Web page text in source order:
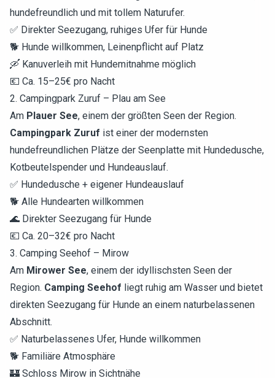
hundefreundlich und mit tollem Naturufer.
✅ Direkter Seezugang, ruhiges Ufer für Hunde
🐕 Hunde willkommen, Leinenpflicht auf Platz
🛶 Kanuverleih mit Hundemitnahme möglich
💶 Ca. 15–25€ pro Nacht
2. Campingpark Zuruf – Plau am See
Am Plauer See, einem der größten Seen der Region.
Campingpark Zuruf ist einer der modernsten
hundefreundlichen Plätze der Seenplatte mit Hundedusche,
Kotbeutelspender und Hundeauslauf.
✅ Hundedusche + eigener Hundeauslauf
🐕 Alle Hundearten willkommen
🌊 Direkter Seezugang für Hunde
💶 Ca. 20–32€ pro Nacht
3. Camping Seehof – Mirow
Am Mirower See, einem der idyllischsten Seen der
Region. Camping Seehof liegt ruhig am Wasser und bietet
direkten Seezugang für Hunde an einem naturbelassenen
Abschnitt.
✅ Naturbelassenes Ufer, Hunde willkommen
🐕 Familiäre Atmosphäre
🏰 Schloss Mirow in Sichtnähe